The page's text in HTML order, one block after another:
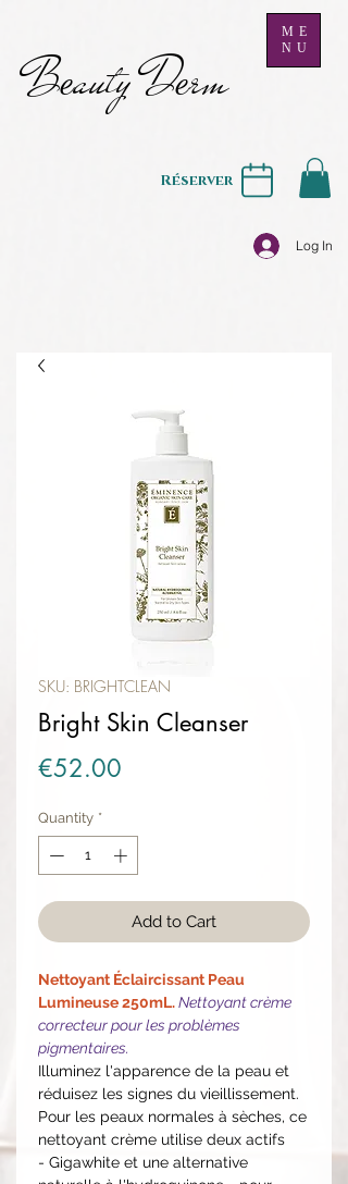
Beauty Derm
ME
NU
Log In
Réserver
SKU: BRIGHTCLEAN
Bright Skin Cleanser
€52.00
Quantity *
Add to Cart
Nettoyant Éclaircissant Peau
Lumineuse 250mL.Nettoyant crème
correcteur pour les problèmes
pigmentaires.
Illuminez l'apparence de la peau et
réduisez les signes du vieillissement.
Pour les peaux normales à sèches, ce
nettoyant crème utilise deux actifs
- Gigawhite et une alternative